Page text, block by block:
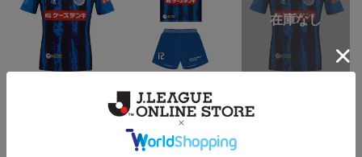
キッズユニフォーム FP1s
t
5,500円
FP 1st
23,020円～28,520円